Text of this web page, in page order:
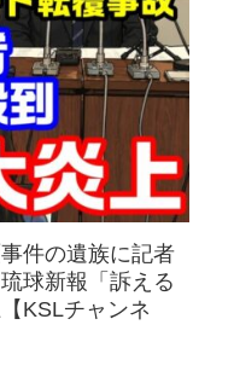
件の遺族に記者
球新報「訴える
KSLチャンネ